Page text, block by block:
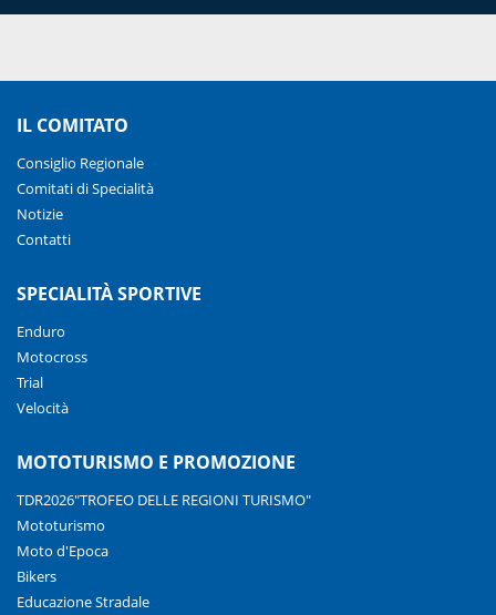
IL COMITATO
Consiglio Regionale
Comitati di Specialità
Notizie
Contatti
SPECIALITÀ SPORTIVE
Enduro
Motocross
Trial
Velocità
MOTOTURISMO E PROMOZIONE
TDR2026"TROFEO DELLE REGIONI TURISMO"
Mototurismo
Moto d'Epoca
Bikers
Educazione Stradale